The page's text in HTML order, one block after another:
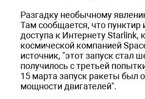
Разгадку необычному
Там сообщается, что пунктир
доступа к Интернету
космической компанией
источник, "этот запуск стал
получилось с третьей
15 марта запуск ракеты был
мощности двигателей".